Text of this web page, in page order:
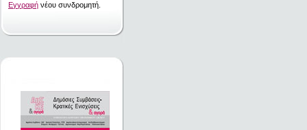
Εγγραφή νέου συνδρομητή.